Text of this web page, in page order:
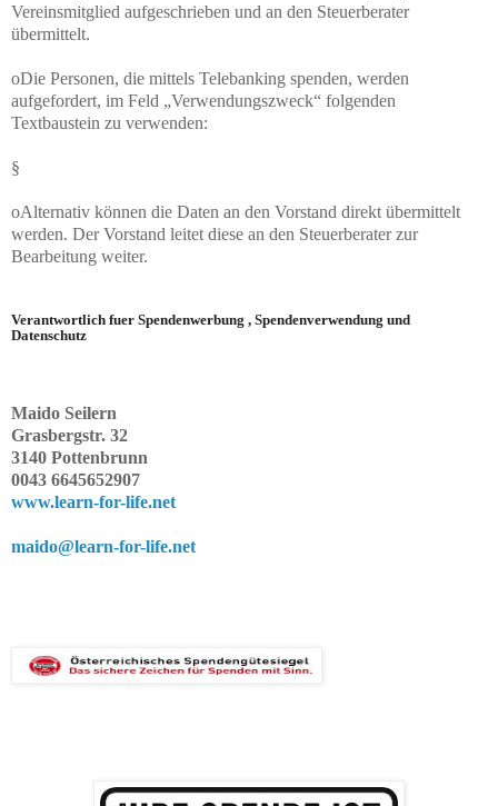
Vereinsmitglied aufgeschrieben und an den Steuerberater
übermittelt.
oDie Personen, die mittels Telebanking spenden, werden
aufgefordert, im Feld „Verwendungszweck“ folgenden
Textbaustein zu verwenden:
§
oAlternativ können die Daten an den Vorstand direkt übermittelt
werden. Der Vorstand leitet diese an den Steuerberater zur
Bearbeitung weiter.
Verantwortlich fuer Spendenwerbung , Spendenverwendung und
Datenschutz
Maido Seilern
Grasbergstr. 32
3140 Pottenbrunn
0043 6645652907
www.learn-for-life.net
maido@learn-for-life.net